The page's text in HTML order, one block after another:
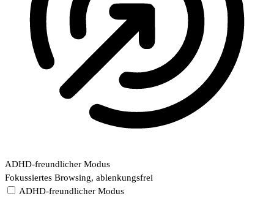
ADHD-freundlicher Modus
Fokussiertes Browsing, ablenkungsfrei
ADHD-freundlicher Modus